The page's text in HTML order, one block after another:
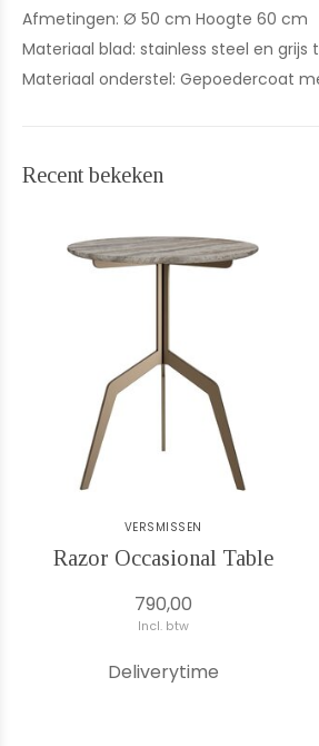
Afmetingen: Ø 50 cm Hoogte 60 cm
Materiaal blad: stainless steel en grijs
Materiaal onderstel: Gepoedercoat
Recent bekeken
VERSMISSEN
Razor Occasional Table
790,00
Incl. btw
Deliverytime